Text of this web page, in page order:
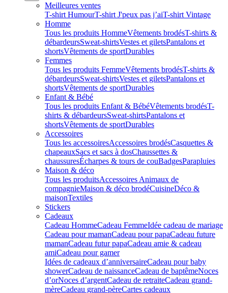
Meilleures ventes
T-shirt HumourT-shirt J'peux pas j’aiT-shirt Vintage
Homme
Tous les produits HommeVêtements brodésT-shirts &
débardeursSweat-shirtsVestes et giletsPantalons et
shortsVêtements de sportDurables
Femmes
Tous les produits FemmeVêtements brodésT-shirts &
débardeursSweat-shirtsVestes et giletsPantalons et
shortsVêtements de sportDurables
Enfant & Bébé
Tous les produits Enfant & BébéVêtements brodésT-
shirts & débardeursSweat-shirtsPantalons et
shortsVêtements de sportDurables
Accessoires
Tous les accessoiresAccessoires brodésCasquettes &
chapeauxSacs et sacs à dosChaussettes &
chaussuresÉcharpes & tours de couBadgesParapluies
Maison & déco
Tous les produitsAccessoires Animaux de
compagnieMaison & déco brodéCuisineDéco &
maisonTextiles
Stickers
Cadeaux
Cadeau HommeCadeau FemmeIdée cadeau de mariage​
Cadeau pour mamanCadeau pour papaCadeau future
mamanCadeau futur papaCadeau amie & cadeau
amiCadeau pour gamer
Idées de cadeaux d’anniversaireCadeau pour baby
showerCadeau de naissanceCadeau de baptêmeNoces
d’orNoces d’argentCadeau de retraiteCadeau grand-
mèreCadeau grand-pèreCartes cadeaux